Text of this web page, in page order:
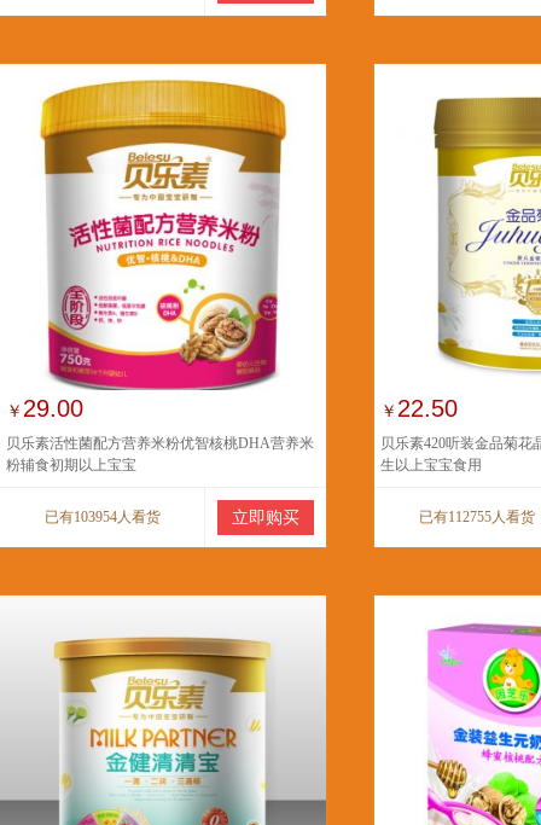
￥ 29.00
贝乐素活性菌配方营养米粉优智核桃DHA营养米
粉辅食初期以上宝宝
已有103954人看货 立即购买
￥ 22.50
贝乐素420听装金品菊花
生以上宝宝食用
已有112755人看货